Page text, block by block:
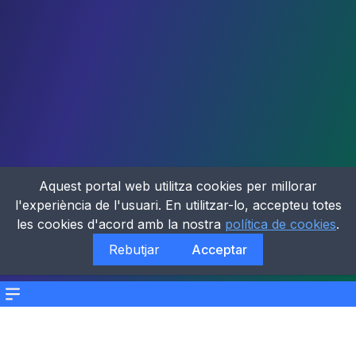
Menu
Aquest portal web utilitza cookies per millorar
l'experiència de l'usuari. En utilitzar-lo, accepteu totes
les cookies d'acord amb la nostra política de cookies.
Rebutjar
Acceptar